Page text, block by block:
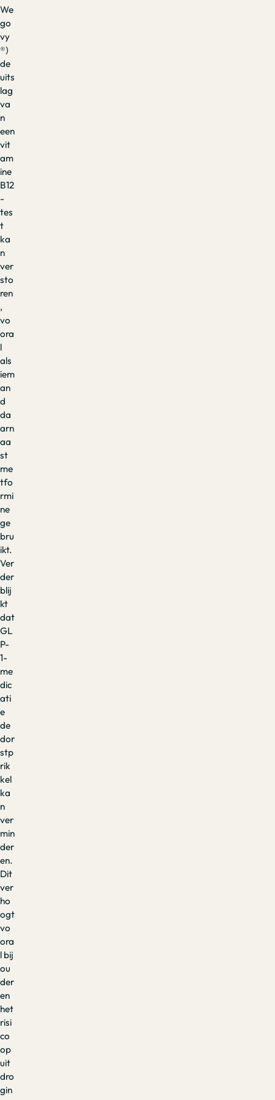
We
go
vy
®)
de
uits
lag
va
n
een
vit
am
ine
B12
-
tes
t
ka
n
ver
sto
ren
,
vo
ora
l
als
iem
an
d
da
arn
aa
st
me
tfo
rmi
ne
ge
bru
ikt.
Ver
der
blij
kt
dat
GL
P-
1-
me
dic
ati
e
de
dor
stp
rik
kel
ka
n
ver
min
der
en.
Dit
ver
ho
ogt
vo
ora
l bij
ou
der
en
het
risi
co
op
uit
dro
gin